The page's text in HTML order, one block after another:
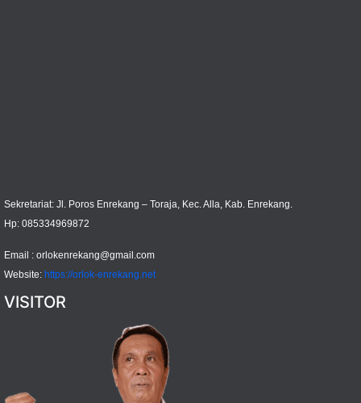
Sekretariat: Jl. Poros Enrekang – Toraja, Kec. Alla, Kab. Enrekang.
Hp: 085334969872
Email : orlokenrekang@gmail.com
Website: https://orlok-enrekang.net
VISITOR